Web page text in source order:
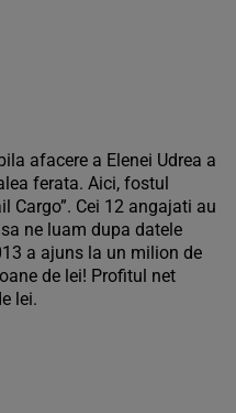
afacere a Elenei Udrea a
ferata. Aici, fostul
Cargo”. Cei 12 angajati au
ne luam dupa datele
a ajuns la un milion de
de lei! Profitul net
lei.